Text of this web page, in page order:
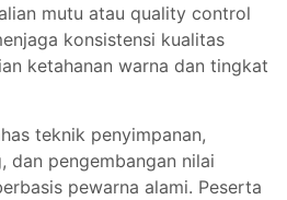
mutu atau quality control
konsistensi kualitas
ketahanan warna dan tingkat
teknik penyimpanan,
dan pengembangan nilai
pewarna alami. Peserta